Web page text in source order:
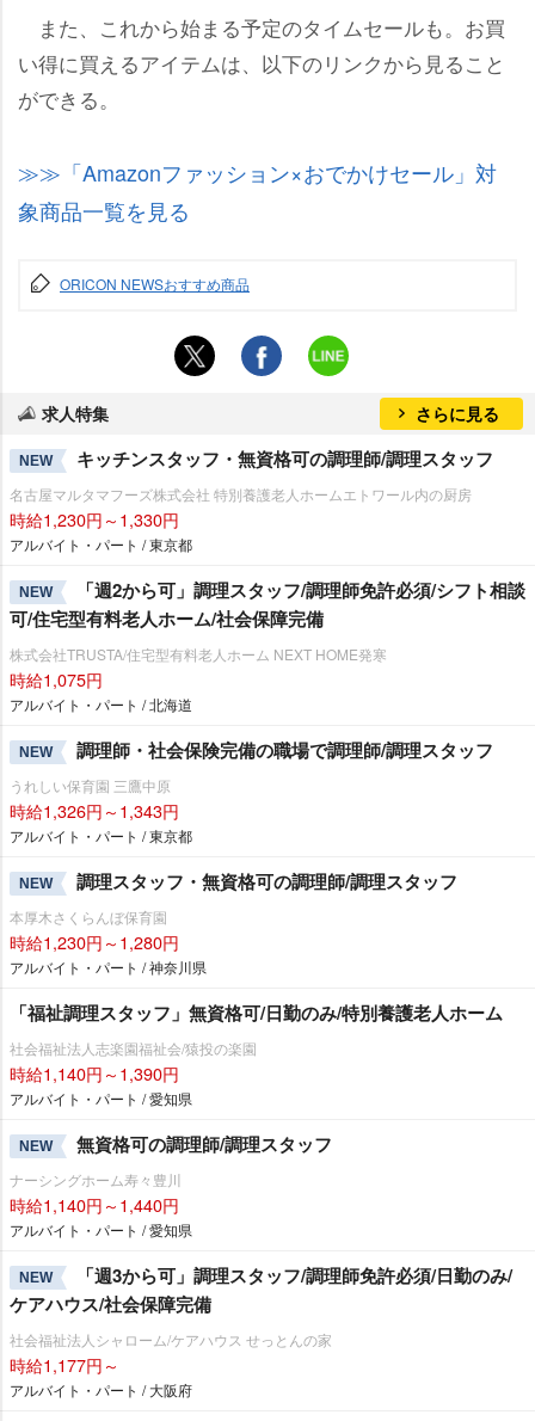
また、これから始まる予定のタイムセールも。お買
い得に買えるアイテムは、以下のリンクから見ること
ができる。
「Amazonファッション×おでかけセール」対
象商品一覧を見る
ORICON NEWSおすすめ商品
求人特集 さらに見る
NEW キッチンスタッフ・無資格可の調理師/調理スタッフ
名古屋マルタマフーズ株式会社 特別養護老人ホームエトワール内の厨房
時給1,230円～1,330円
アルバイト・パート / 東京都
NEW
「週2から可」調理スタッフ/調理師免許必須/シフト相談
可/住宅型有料老人ホーム/社会保障完備
株式会社TRUSTA/住宅型有料老人ホーム NEXT HOME発寒
時給1,075円
アルバイト・パート / 北海道
NEW 調理師・社会保険完備の職場で調理師/調理スタッフ
うれしい保育園 三鷹中原
時給1,326円～1,343円
アルバイト・パート / 東京都
NEW 調理スタッフ・無資格可の調理師/調理スタッフ
本厚木さくらんぼ保育園
時給1,230円～1,280円
アルバイト・パート / 神奈川県
「福祉調理スタッフ」無資格可/日勤のみ/特別養護老人ホーム
社会福祉法人志楽園福祉会/猿投の楽園
時給1,140円～1,390円
アルバイト・パート / 愛知県
NEW 無資格可の調理師/調理スタッフ
ナーシングホーム寿々豊川
時給1,140円～1,440円
アルバイト・パート / 愛知県
NEW
「週3から可」調理スタッフ/調理師免許必須/日勤のみ/
ケアハウス/社会保障完備
社会福祉法人シャローム/ケアハウス せっとんの家
時給1,177円～
アルバイト・パート / 大阪府